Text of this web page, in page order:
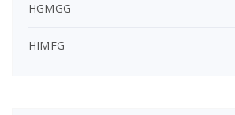
HGMGG
HIMFG